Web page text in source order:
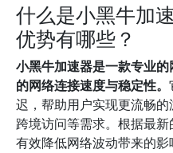
什么是小黑牛加
优势有哪些？
小黑牛加速器是一款专业
的网络连接速度与稳定性。
迟，帮助用户实现更流畅
跨境访问等需求。根据最
有效降低网络波动带来的